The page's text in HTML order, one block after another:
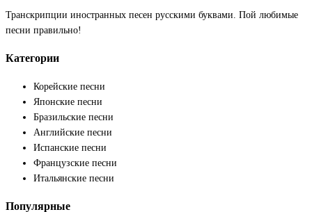
Транскрипции иностранных песен русскими буквами. Пой любимые
песни правильно!
Категории
Корейские песни
Японские песни
Бразильские песни
Английские песни
Испанские песни
Французские песни
Итальянские песни
Популярные